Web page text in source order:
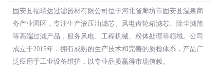
固安县福瑞达过滤器材有限公司位于河北省廊坊市固安县温泉商
务产业园区，专注生产液压油滤芯、风电齿轮箱滤芯、除尘滤筒
等高端过滤产品，服务风电、工程机械、粉体处理等领域。公司
成立于2015年，拥有成熟的生产技术和完善的质检体系，产品广
泛应用于工业设备维护，以专业品质赢得市场信赖。